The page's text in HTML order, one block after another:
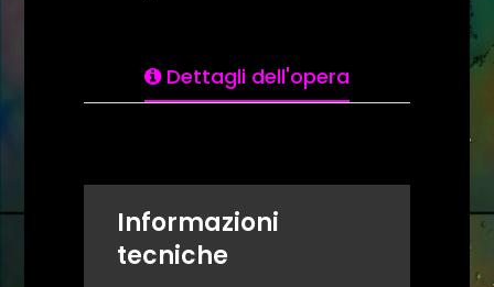
Dettagli dell'opera
Informazioni
tecniche